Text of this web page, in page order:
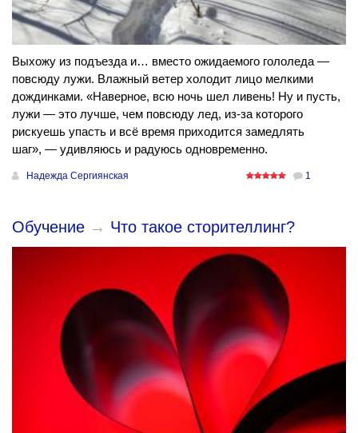
Выхожу из подъезда и… вместо ожидаемого гололеда —
повсюду лужи. Влажный ветер холодит лицо мелкими
дождинками. «Наверное, всю ночь шел ливень! Ну и пусть,
лужи — это лучше, чем повсюду лед, из-за которого
рискуешь упасть и всё время приходится замедлять
шаг», — удивляюсь и радуюсь одновременно.
Надежда Сергиянская 1
Обучение → Что такое сторителлинг?